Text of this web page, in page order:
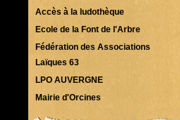
Accès à la ludothèque
Ecole de la Font de l'Arbre
Fédération des Associations
Laïques 63
LPO AUVERGNE
Mairie d'Orcines